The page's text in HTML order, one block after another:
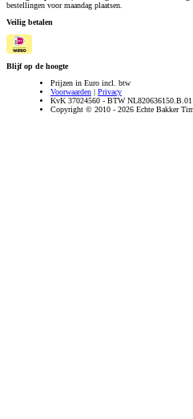
bestellingen voor maandag plaatsen.
Veilig betalen
Blijf op de hoogte
Prijzen in Euro incl. btw
Voorwaarden | Privacy
KvK 37024560 - BTW NL820636150.B.01
Copyright © 2010 - 2026 Echte Bakker